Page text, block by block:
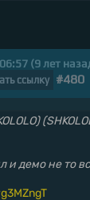
(9 лет
ссылку #480
и демо не то